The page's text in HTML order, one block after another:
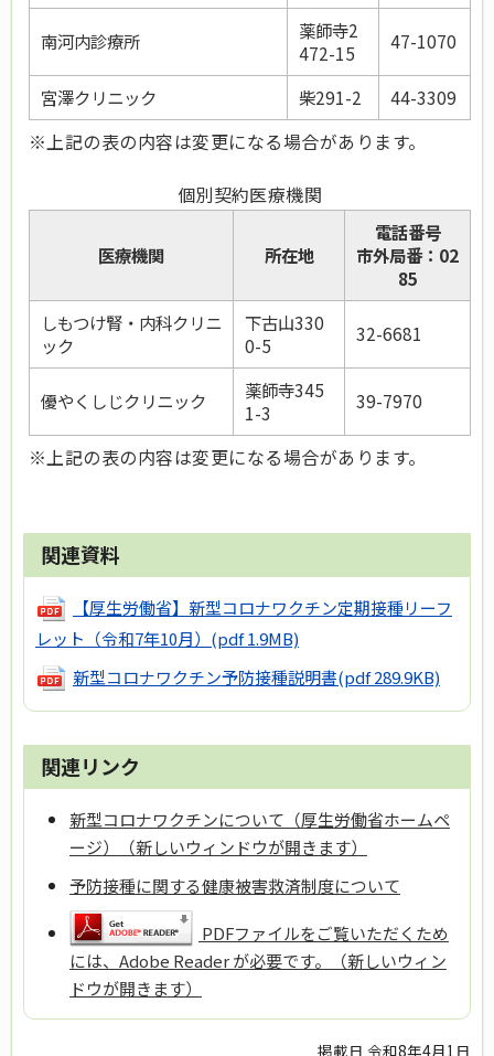
南河内診療所
薬師寺2
472-15
47-1070
宮澤クリニック 柴291-2 44-3309
※上記の表の内容は変更になる場合があります。
個別契約医療機関
医療機関 所在地
電話番号
市外局番：02
85
しもつけ腎・内科クリニ
ック
下古山330
0-5
32-6681
優やくしじクリニック
薬師寺345
1-3
39-7970
※上記の表の内容は変更になる場合があります。
関連資料
【厚生労働省】新型コロナワクチン定期接種リーフ
レット（令和7年10月） (pdf 1.9MB)
新型コロナワクチン予防接種説明書(pdf 289.9KB)
関連リンク
新型コロナワクチンについて（厚生労働省ホームペ
ージ）（新しいウィンドウが開きます）
予防接種に関する健康被害救済制度について
PDFファイルをご覧いただくため
には、Adobe Reader が必要です。（新しいウィン
ドウが開きます）
掲載日 令和8年4月1日